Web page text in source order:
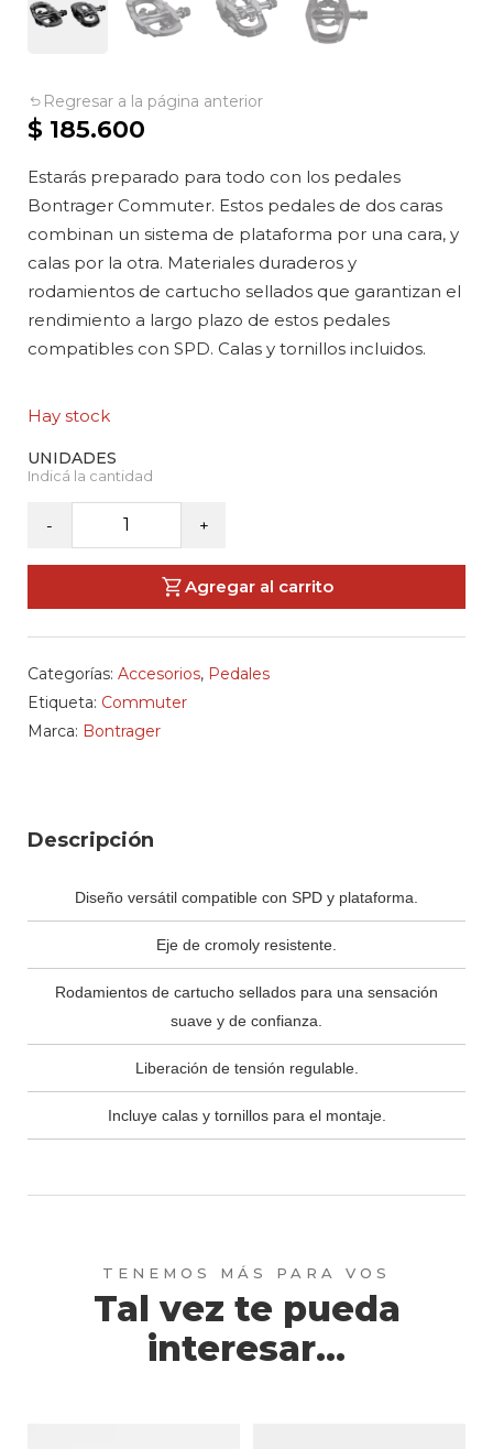
Regresar a la página anterior
$ 185.600
Estarás preparado para todo con los pedales
Bontrager Commuter. Estos pedales de dos caras
combinan un sistema de plataforma por una cara, y
calas por la otra. Materiales duraderos y
rodamientos de cartucho sellados que garantizan el
rendimiento a largo plazo de estos pedales
compatibles con SPD. Calas y tornillos incluidos.
Hay stock
-
BONTRAGER-
Set
+
Agregar al carrito
Categorías: Accesorios, Pedales
Etiqueta: Commuter
Marca: Bontrager
Descripción
Diseño versátil compatible con SPD y plataforma.
Eje de cromoly resistente.
Rodamientos de cartucho sellados para una sensación
suave y de confianza.
Liberación de tensión regulable.
Incluye calas y tornillos para el montaje.
Tal vez te pueda
interesar...